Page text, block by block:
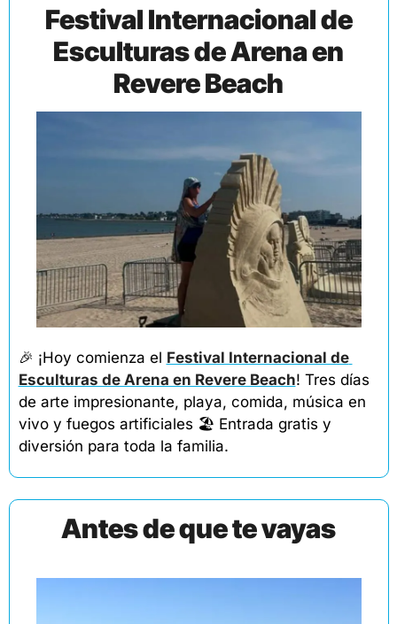
Festival Internacional de
Esculturas de Arena en
Revere Beach
🎉 ¡Hoy comienza el Festival Internacional de
Esculturas de Arena en Revere Beach! Tres días
de arte impresionante, playa, comida, música en
vivo y fuegos artificiales 🏖️ Entrada gratis y
diversión para toda la familia.
Antes de que te vayas